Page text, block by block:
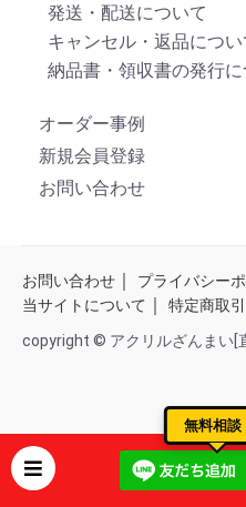
無料相談
発送・配送について
キャンセル・返品につい
納品書・領収書の発行に
オーダー事例
新規会員登録
お問い合わせ
お問い合わせ ｜ プライバシー
当サイトについて ｜ 特定商取
copyright © アクリルざんまい[